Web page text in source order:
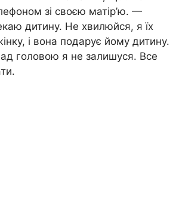
зі своєю матір’ю. —
дитину. Не хвилюйся, я їх
і вона подарує йому дитину.
головою я не залишуся. Все